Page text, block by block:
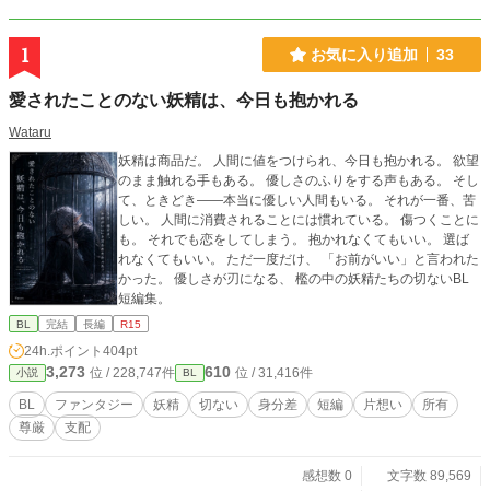
1 お気に入り追加 33
愛されたことのない妖精は、今日も抱かれる
Wataru
妖精は商品だ。 人間に値をつけられ、今日も抱かれる。 欲望
のまま触れる手もある。 優しさのふりをする声もある。 そし
て、ときどき――本当に優しい人間もいる。 それが一番、苦
しい。 人間に消費されることには慣れている。 傷つくことに
も。 それでも恋をしてしまう。 抱かれなくてもいい。 選ば
れなくてもいい。 ただ一度だけ、 「お前がいい」と言われた
かった。 優しさが刃になる、 檻の中の妖精たちの切ないBL
短編集。
BL 完結 長編 R15
24h.ポイント 404pt
小説 3,273 位 / 228,747件 BL 610 位 / 31,416件
BL ファンタジー 妖精 切ない 身分差 短編 片想い
所有
尊厳
支配
感想数 0
文字数 89,569